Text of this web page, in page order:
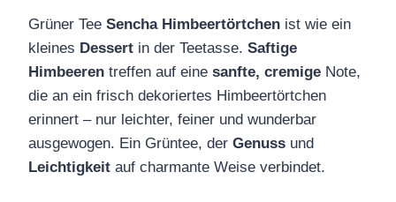
Grüner Tee Sencha Himbeertörtchen ist wie ein
kleines Dessert in der Teetasse. Saftige
Himbeeren treffen auf eine sanfte, cremige Note,
die an ein frisch dekoriertes Himbeertörtchen
erinnert – nur leichter, feiner und wunderbar
ausgewogen. Ein Grüntee, der Genuss und
Leichtigkeit auf charmante Weise verbindet.